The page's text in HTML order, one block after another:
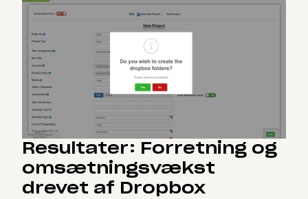
Resultater: Forretning og
omsætningsvækst
drevet af Dropbox